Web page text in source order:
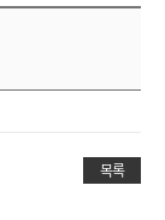
목록